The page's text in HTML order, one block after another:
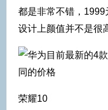
都是非常不错，
设计上颜值并不是很
荣耀10